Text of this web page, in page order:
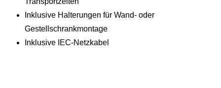
Inklusive Halterungen für Wand- oder
Gestellschrankmontage
Inklusive IEC-Netzkabel